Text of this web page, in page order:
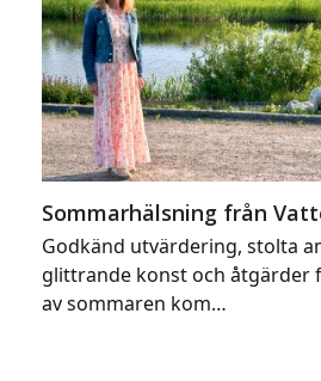
Sommarhälsning från
Godkänd utvärdering, stolta
glittrande konst och åtgärder
av sommaren kom…